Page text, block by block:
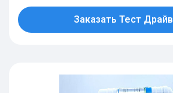
Заказать Тест Драйв